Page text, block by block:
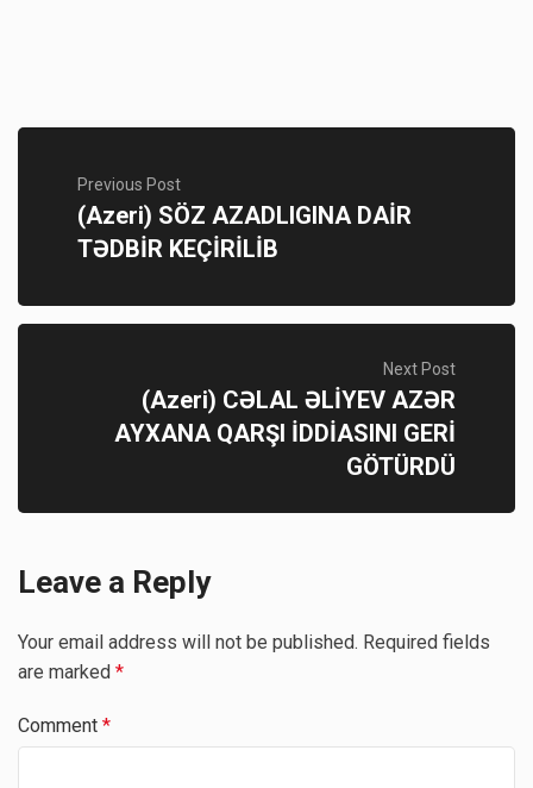
Previous Post
(Azeri) SÖZ AZADLIGINA DAİR
TƏDBİR KEÇİRİLİB
Next Post
(Azeri) CƏLAL ƏLİYEV AZƏR
AYXANA QARŞI İDDİASINI GERİ
GÖTÜRDÜ
Leave a Reply
Your email address will not be published. Required fields
are marked *
Comment *